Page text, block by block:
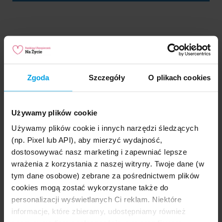
Zgoda Szczegóły O plikach cookies
Używamy plików cookie
Używamy plików cookie i innych narzędzi śledzących
(np. Pixel lub API), aby mierzyć wydajność,
dostosowywać nasz marketing i zapewniać lepsze
wrażenia z korzystania z naszej witryny. Twoje dane (w
tym dane osobowe) zebrane za pośrednictwem plików
cookies mogą zostać wykorzystane także do
personalizacji wyświetlanych Ci reklam. Niektóre
informacje, które zbieramy, udostępniamy również
« Powrót do słownika Podziel się ze znajomymi:
Szukasz najlepszych
ubezpieczeń na życie?
Darmowe wyliczenie składek online bez zobowiązań.
Oszczędź do 50%na ubezpieczeniu!
Porównaj ceny